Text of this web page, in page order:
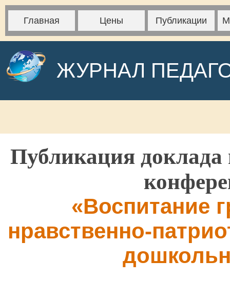
Главная Цены Публикации
ЖУРНАЛ
Публикация доклада
«Воспитание
нравственно-